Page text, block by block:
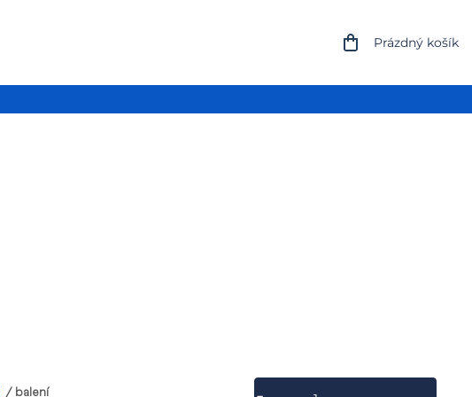
NÁKUPNÍ
Prázdný košík
/ balení